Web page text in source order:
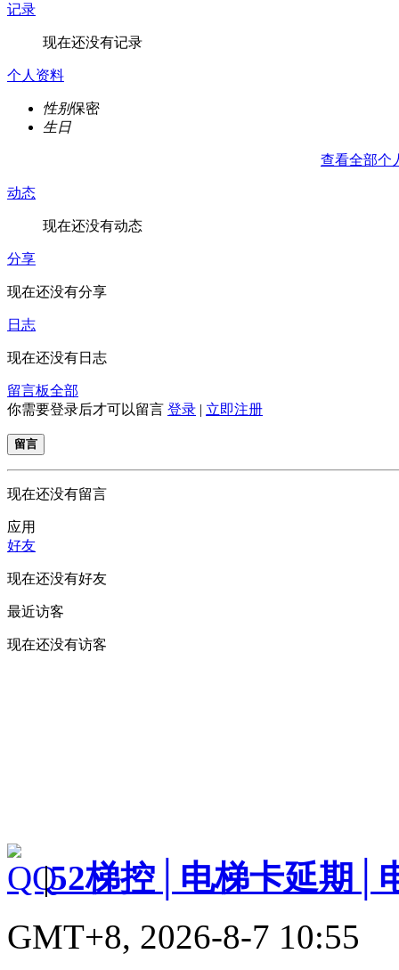
记录
现在还没有记录
个人资料
性别保密
生日
查看全部个
动态
现在还没有动态
分享
现在还没有分享
日志
现在还没有日志
留言板全部
你需要登录后才可以留言 登录 | 立即注册
留言
现在还没有留言
应用
好友
现在还没有好友
最近访客
现在还没有访客
|52梯控│电梯卡延期│
GMT+8, 2026-8-7 10:55